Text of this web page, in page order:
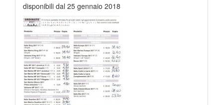
disponibili dal 25 gennaio 2018